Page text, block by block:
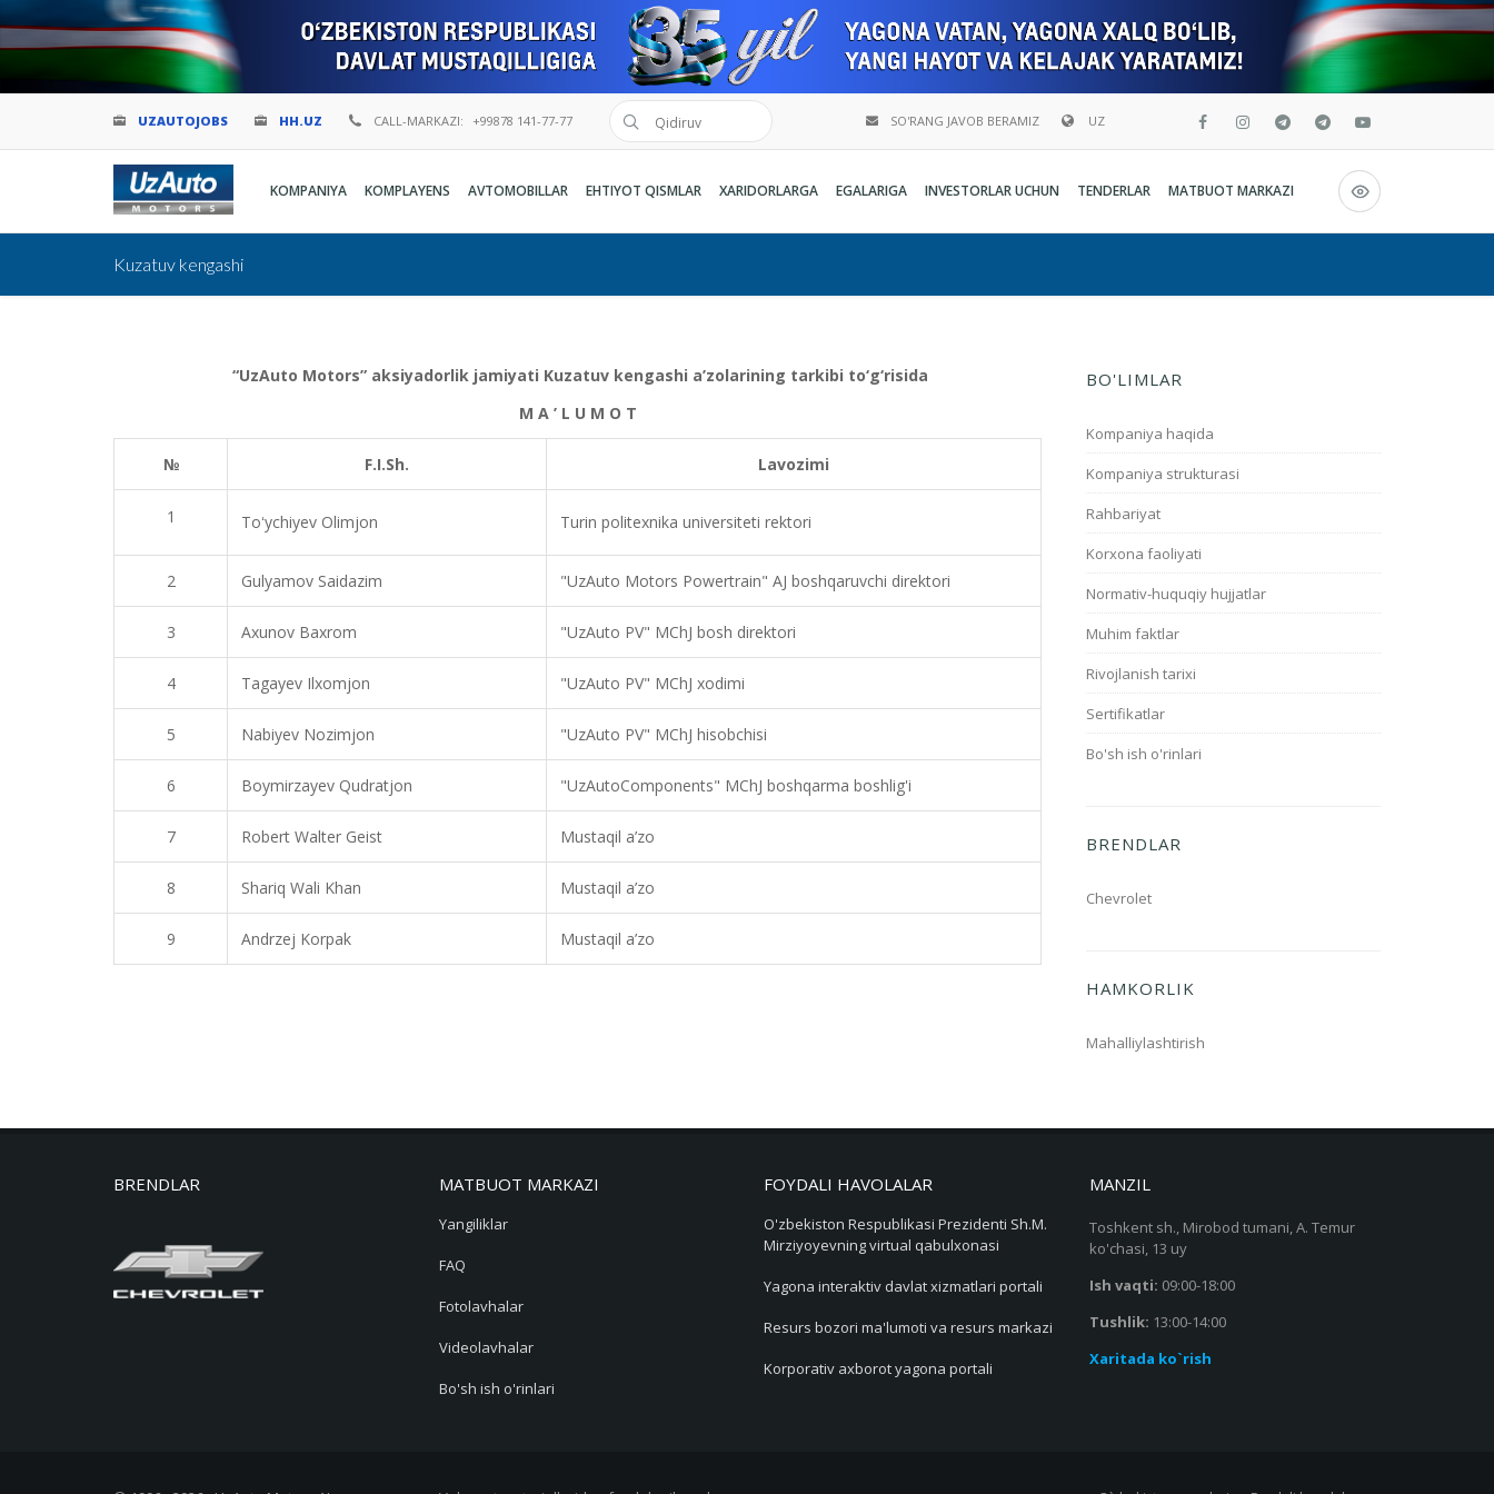
UZAUTOJOBS HH.UZ CALL-MARKAZI: +99878 141-77-77 UZ
O`zbekcha
English
SO'RANG JAVOB BERAMIZ
KOMPANIYA KOMPLAYENS AVTOMOBILLAR EHTIYOT QISMLAR XARIDORLARGA EGALARIGA INVESTORLAR UCHUN TENDERLAR MATBUOT MARKAZI
Kuzatuv kengashi
“UzAuto Motors” aksiyadorlik jamiyati Kuzatuv kengashi a’zolarining tarkibi to‘g‘risida
M A ’ L U M O T
№ F.I.Sh. Lavozimi
1 Toʻychiyev Olimjon Turin politexnika universiteti rektori
2 Gulyamov Saidazim "UzAuto Motors Powertrain" AJ boshqaruvchi direktori
3 Axunov Baxrom "UzAuto PV" MChJ bosh direktori
4 Tagayev Ilxomjon "UzAuto PV" MChJ xodimi
5 Nabiyev Nozimjon "UzAuto PV" MChJ hisobchisi
6 Boymirzayev Qudratjon "UzAutoComponents" MChJ boshqarma boshlig'i
7 Robert Walter Geist Mustaqil a’zo
8 Shariq Wali Khan Mustaqil a’zo
9 Andrzej Korpak Mustaqil a’zo
BO'LIMLAR
Kompaniya haqida
Kompaniya strukturasi
Rahbariyat
Korxona faoliyati
Normativ-huquqiy hujjatlar
Muhim faktlar
Rivojlanish tarixi
Sertifikatlar
Bo'sh ish o'rinlari
BRENDLAR
Chevrolet
HAMKORLIK
Mahalliylashtirish
BRENDLAR MATBUOT MARKAZI
Yangiliklar
FAQ
Fotolavhalar
Videolavhalar
Bo'sh ish o'rinlari
FOYDALI HAVOLALAR
O'zbekiston Respublikasi Prezidenti Sh.M.
Mirziyoyevning virtual qabulxonasi
Yagona interaktiv davlat xizmatlari portali
Resurs bozori ma'lumoti va resurs markazi
Korporativ axborot yagona portali
MANZIL
Toshkent sh., Mirobod tumani, A. Temur
ko'chasi, 13 uy
Ish vaqti: 09:00-18:00
Tushlik: 13:00-14:00
Xaritada ko`rish